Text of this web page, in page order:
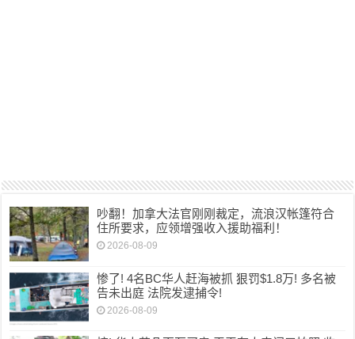
吵翻！加拿大法官刚刚裁定，流浪汉帐篷符合
住所要求，应领增强收入援助福利！
2026-08-09
惨了! 4名BC华人赶海被抓 狠罚$1.8万! 多名被
告未出庭 法院发逮捕令!
2026-08-09